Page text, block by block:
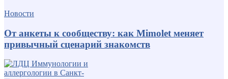
Новости
От анкеты к сообществу: как Mimolet меняет
привычный сценарий знакомств